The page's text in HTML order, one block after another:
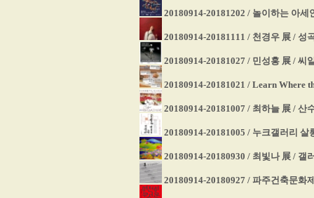
20180914-20181202 / 놀이하는 아
20180914-20181111 / 천경우 展 / 성
20180914-20181027 / 민성홍 展 / 씨
20180914-20181021 / Learn Where
20180914-20181007 / 최하늘 展 / 산
20180914-20181005 / 누크갤러리
20180914-20180930 / 최빛나 展 / 갤
20180914-20180927 / 파주건축문화